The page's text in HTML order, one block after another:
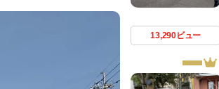
13,290ビュー